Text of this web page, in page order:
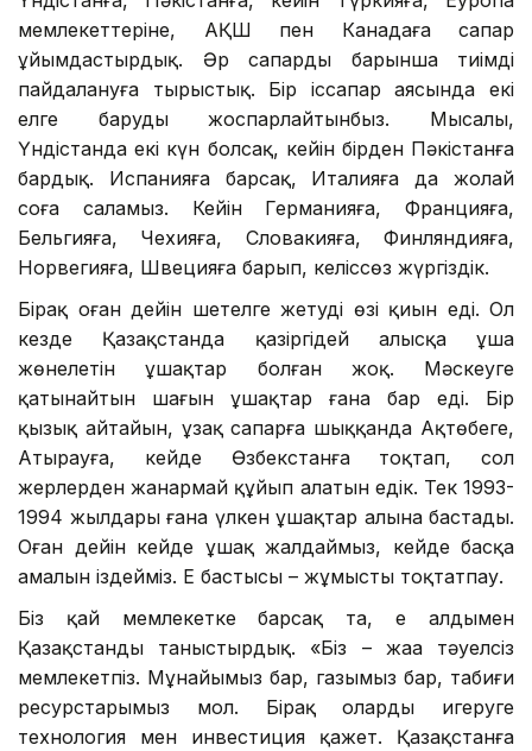
мемлекеттеріне, АҚШ пен Канадаға сапар
ұйымдастырдық. Әр сапарды барынша тиімді
пайдалануға тырыстық. Бір іссапар аясында екі
елге баруды жоспарлайтынбыз. Мысалы,
Үндістанда екі күн болсақ, кейін бірден Пәкістанға
бардық. Испанияға барсақ, Италияға да жолай
соға саламыз. Кейін Германияға, Францияға,
Бельгияға, Чехияға, Словакияға, Финляндияға,
Норвегияға, Швецияға барып, келіссөз жүргіздік.
Бірақ оған дейін шетелге жетудің өзі қиын еді. Ол
кезде Қазақстанда қазіргідей алысқа ұша
жөнелетін ұшақтар болған жоқ. Мәскеуге
қатынайтын шағын ұшақтар ғана бар еді. Бір
қызық айтайын, ұзақ сапарға шыққанда Ақтөбеге,
Атырауға, кейде Өзбекстанға тоқтап, сол
жерлерден жанармай құйып алатын едік. Тек 1993-
1994 жылдары ғана үлкен ұшақтар алына бастады.
Оған дейін кейде ұшақ жалдаймыз, кейде басқа
амалын іздейміз. Ең бастысы – жұмысты тоқтатпау.
Біз қай мемлекетке барсақ та, ең алдымен
Қазақстанды таныстырдық. «Біз – жаңа тәуелсіз
мемлекетпіз. Мұнайымыз бар, газымыз бар, табиғи
ресурстарымыз мол. Бірақ оларды игеруге
технология мен инвестиция қажет. Қазақстанға